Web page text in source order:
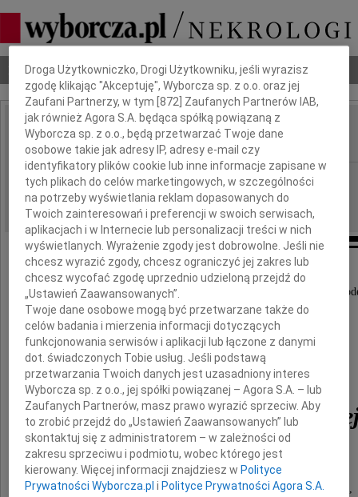
Nekrologi Odeszli Poradnik pogrzebowy
IMIĘ I NAZWISKO: Krystyna Lubomirska
REGION: Warszawa
DATA EMISJI: 20.09.2022
Z ogromnym smutkiem przyjęłyśmy wiadomość o
Pani
dr hab.
Krystyny
cenionego autorytetu naukowego
w zakresie pedagogiki wczesnego dzieciństwa,
Dbamy o Twoją prywatność
Droga Użytkowniczko, Drogi Użytkowniku, jeśli wyrazisz
zgodę klikając "Akceptuję", Wyborcza sp. z o.o. oraz jej
Zaufani Partnerzy, w tym [872 ] Zaufanych Partnerów IAB,
jak również Agora S.A. będąca spółką powiązaną z
Wyborcza sp. z o.o., będą przetwarzać Twoje dane
osobowe takie jak adresy IP, adresy e-mail czy
identyfikatory plików cookie lub inne informacje zapisane w
tych plikach do celów marketingowych, w szczególności
na potrzeby wyświetlania reklam dopasowanych do
Twoich zainteresowań i preferencji w swoich serwisach,
aplikacjach i w Internecie lub personalizacji treści w nich
wyświetlanych. Wyrażenie zgody jest dobrowolne. Jeśli nie
chcesz wyrazić zgody, chcesz ograniczyć jej zakres lub
chcesz wycofać zgodę uprzednio udzieloną przejdź do
„Ustawień Zaawansowanych”.
Twoje dane osobowe mogą być przetwarzane także do
celów badania i mierzenia informacji dotyczących
funkcjonowania serwisów i aplikacji lub łączone z danymi
dot. świadczonych Tobie usług. Jeśli podstawą
przetwarzania Twoich danych jest uzasadniony interes
Wyborcza sp. z o.o., jej spółki powiązanej – Agora S.A. – lub
Zaufanych Partnerów, masz prawo wyrazić sprzeciw. Aby
to zrobić przejdź do „Ustawień Zaawansowanych” lub
skontaktuj się z administratorem – w zależności od
zakresu sprzeciwu i podmiotu, wobec którego jest
kierowany. Więcej informacji znajdziesz w Polityce
Prywatności Wyborcza.pl i Polityce Prywatności Agora S.A.